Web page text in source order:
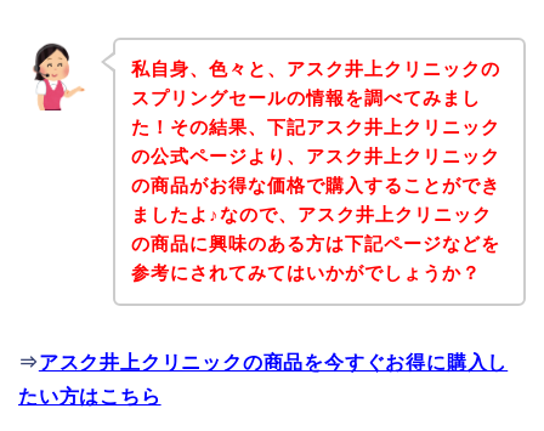
私自身、色々と、アスク井上クリニックの
スプリングセールの情報を調べてみまし
た！その結果、下記アスク井上クリニック
の公式ページより、アスク井上クリニック
の商品がお得な価格で購入することができ
ましたよ♪なので、アスク井上クリニック
の商品に興味のある方は下記ページなどを
参考にされてみてはいかがでしょうか？
⇒アスク井上クリニックの商品を今すぐお得に購入し
たい方はこちら